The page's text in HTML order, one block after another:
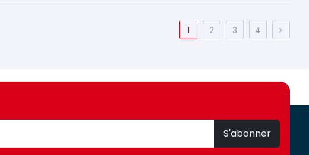
1 2 3 4
S'abonner